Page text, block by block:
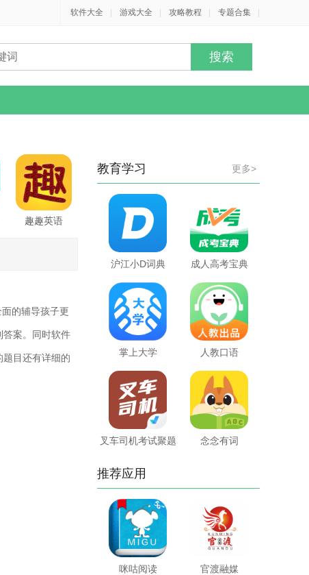
软件大全 游戏大全 攻略教程 专题合集
趣趣英语
的辅导孩子更
答案。同时软件
目还有详细的
更多>
教育学习
沪江小D词典 成人高考宝典
掌上大学 人教口语
叉车司机考试聚题
念念有词
推荐应用
咪咕阅读 官渡融媒